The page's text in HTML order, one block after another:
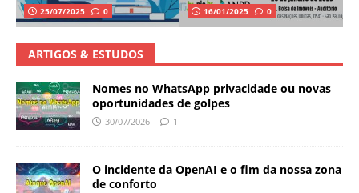
25/07/2025 0 16/01/2025 0
ARTIGOS & ESTUDOS
Nomes no WhatsApp privacidade ou novas
oportunidades de golpes
30/07/2026 1
O incidente da OpenAI e o fim da nossa zona
de conforto